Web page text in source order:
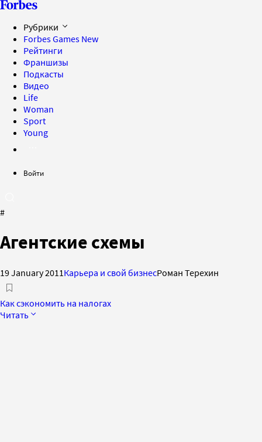
Рубрики
Forbes Games New
Рейтинги
Франшизы
Подкасты
Видео
Life
Woman
Sport
Young
Войти
#
Агентские схемы
19 January 2011 Карьера и свой бизнесРоман Терехин
Как сэкономить на налогах
Читать